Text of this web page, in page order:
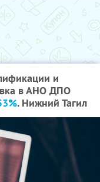
и
в АНО ДПО
. Нижний Тагил